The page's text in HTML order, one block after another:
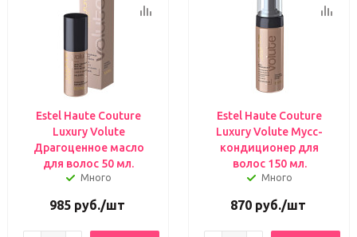
Estel Haute Couture
Luxury Volute
Драгоценное масло
для волос 50 мл.
Много
985руб./шт
Estel Haute Couture
Luxury Volute Мусс-
кондиционер для
волос 150 мл.
Много
870руб./шт